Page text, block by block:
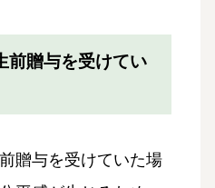
前贈与を受けてい
贈与を受けていた場